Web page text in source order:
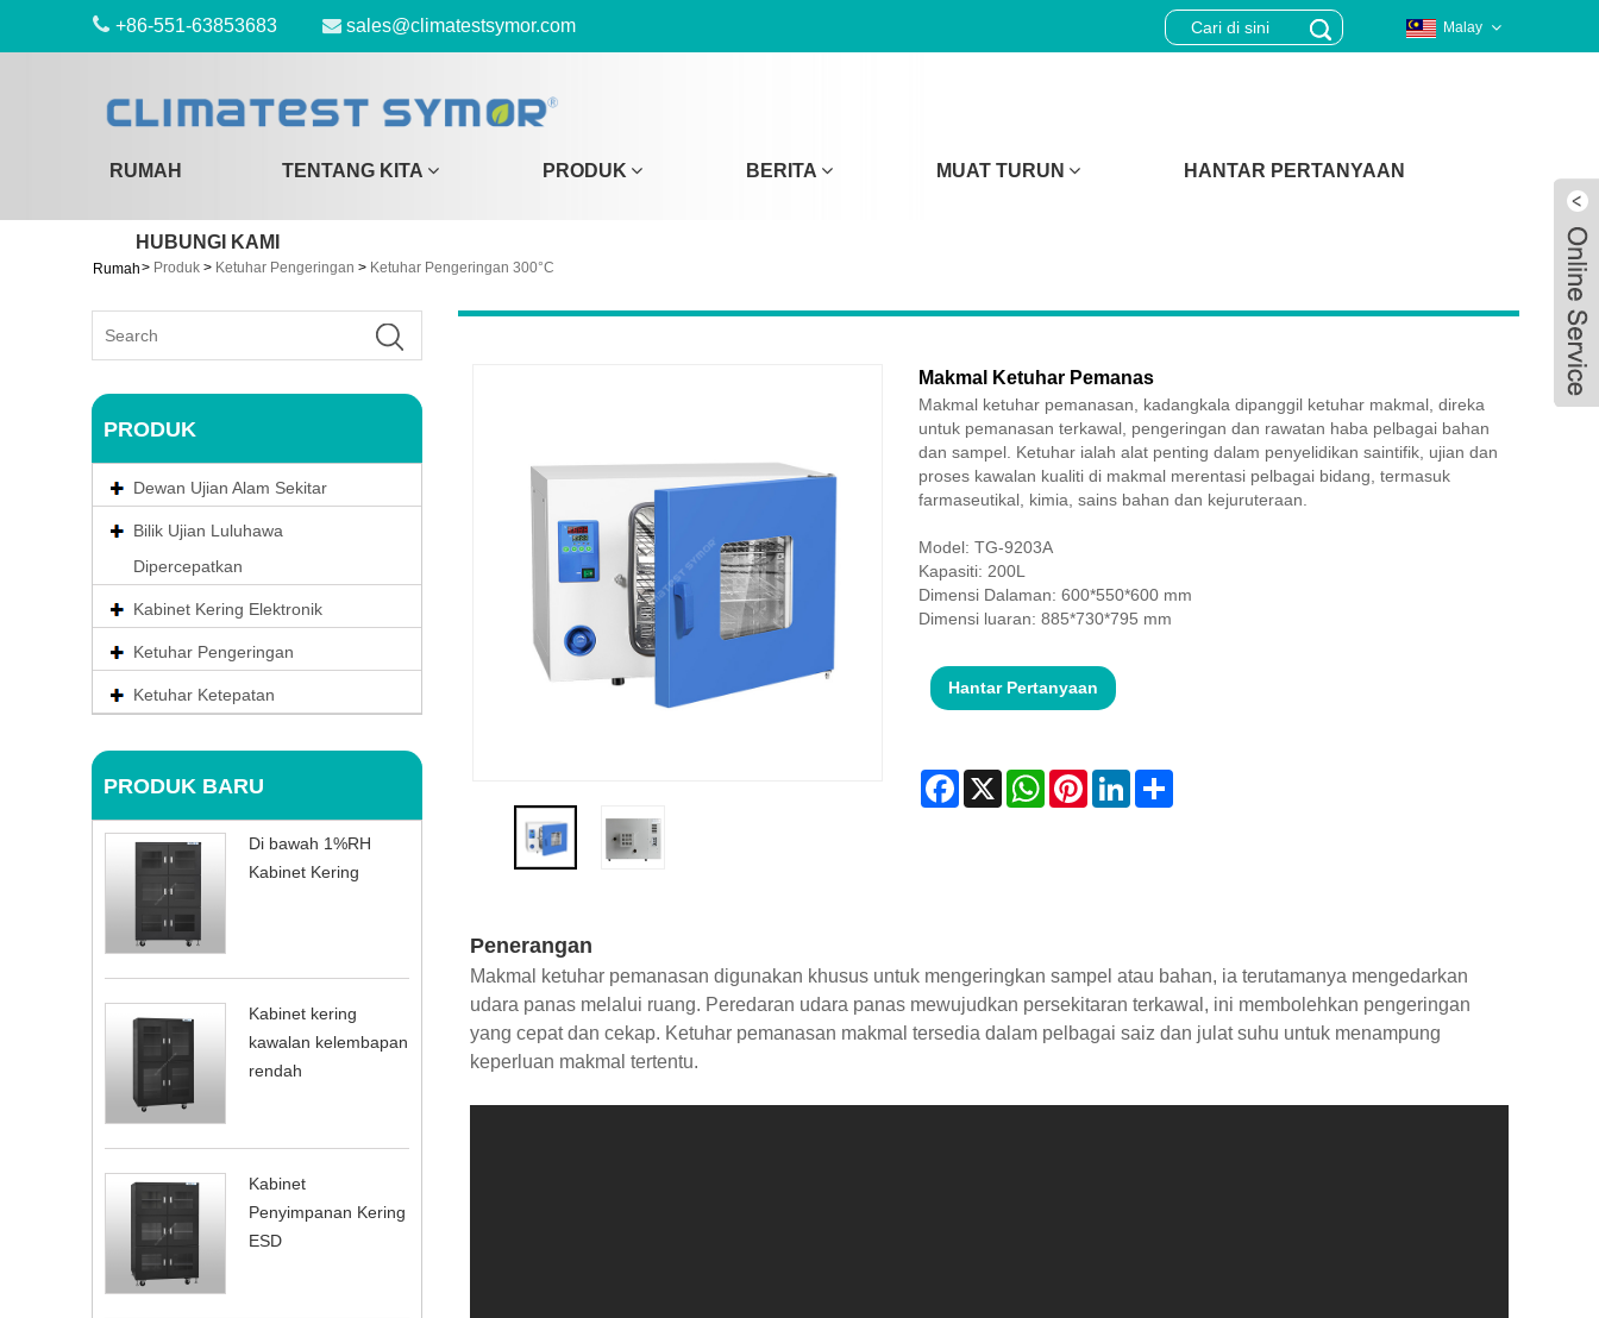
+86-551-63853683 sales@climatestsymor.com Malay
RUMAH TENTANG KITA PRODUK BERITA MUAT TURUN HANTAR PERTANYAAN
HUBUNGI KAMI
Rumah> Produk > Ketuhar Pengeringan > Ketuhar Pengeringan 300°C
PRODUK
Dewan Ujian Alam Sekitar
Bilik Ujian Luluhawa
Dipercepatkan
Kabinet Kering Elektronik
Ketuhar Pengeringan
Ketuhar Ketepatan
PRODUK BARU
Di bawah 1%RH
Kabinet Kering
Kabinet kering
kawalan kelembapan
rendah
Kabinet
Penyimpanan Kering
ESD
Makmal Ketuhar Pemanas
Makmal ketuhar pemanasan, kadangkala dipanggil ketuhar makmal, direka
untuk pemanasan terkawal, pengeringan dan rawatan haba pelbagai bahan
dan sampel. Ketuhar ialah alat penting dalam penyelidikan saintifik, ujian dan
proses kawalan kualiti di makmal merentasi pelbagai bidang, termasuk
farmaseutikal, kimia, sains bahan dan kejuruteraan.
Model: TG-9203A
Kapasiti: 200L
Dimensi Dalaman: 600*550*600 mm
Dimensi luaran: 885*730*795 mm
Hantar Pertanyaan
Facebook
X WhatsAppPinterestLinkedInShare
Penerangan
Makmal ketuhar pemanasan digunakan khusus untuk mengeringkan sampel atau bahan, ia terutamanya mengedarkan
udara panas melalui ruang. Peredaran udara panas mewujudkan persekitaran terkawal, ini membolehkan pengeringan
yang cepat dan cekap. Ketuhar pemanasan makmal tersedia dalam pelbagai saiz dan julat suhu untuk menampung
keperluan makmal tertentu.